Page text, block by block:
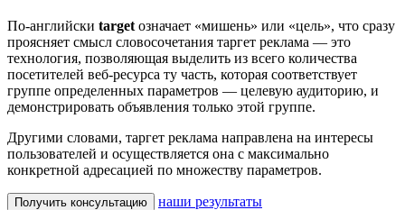
По-английски target означает «мишень» или «цель», что сразу
проясняет смысл словосочетания таргет реклама — это
технология, позволяющая выделить из всего количества
посетителей веб-ресурса ту часть, которая соответствует
группе определенных параметров — целевую аудиторию, и
демонстрировать объявления только этой группе.
Другими словами, таргет реклама направлена на интересы
пользователей и осуществляется она с максимально
конкретной адресацией по множеству параметров.
Получить консультацию наши результаты